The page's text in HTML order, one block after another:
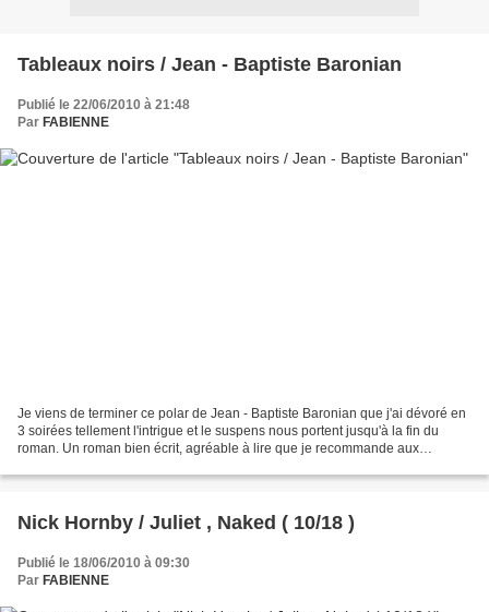
Tableaux noirs / Jean - Baptiste Baronian
Publié le 22/06/2010 à 21:48
Par FABIENNE
Je viens de terminer ce polar de Jean - Baptiste Baronian que j'ai dévoré en
3 soirées tellement l'intrigue et le suspens nous portent jusqu'à la fin du
roman. Un roman bien écrit, agréable à lire que je recommande aux
Nick Hornby / Juliet , Naked ( 10/18 )
Publié le 18/06/2010 à 09:30
Par FABIENNE